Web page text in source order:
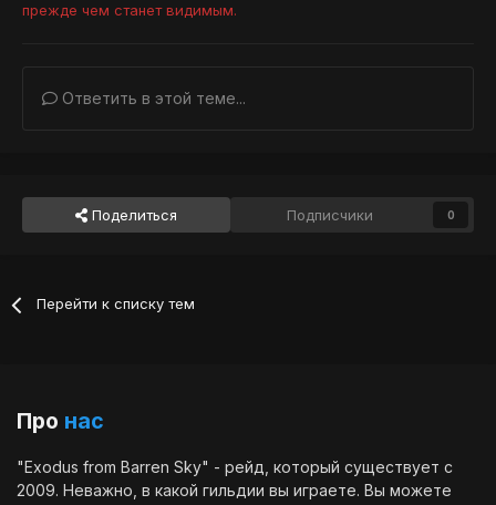
прежде чем станет видимым.
Ответить в этой теме...
Поделиться Подписчики 0
Перейти к списку тем
Про нас
"Exodus from Barren Sky" - рейд, который существует с
2009. Неважно, в какой гильдии вы играете. Вы можете